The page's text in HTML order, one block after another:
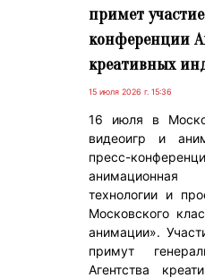
примет
конференции
креативных
15 июля 2026 г. 15:36
16 июля в
видеоигр и
пресс-
технологии и
Московского
анимации».
примут
Агентства